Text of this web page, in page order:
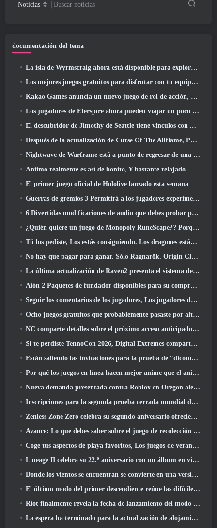
Noticias Buscar noticias
documentación del tema
La isla de Wyrmscraig ahora está disponible para explorar en RuneScape de la vieja escuela
Los mejores juegos gratuitos para disfrutar con tu equipo (2026)
Kakao Games anuncia un nuevo juego de rol de acción, doncella guardiana
Los jugadores de Eterspire ahora pueden viajar un poco en el tiempo... como regalo
El descubridor de Jimothy de Seattle tiene vínculos con ArenaNet, Por supuesto que lo agregarán a Guild Wars 2
Después de la actualización de Curse Of The Allflame, Path Of Exile anuncia varios cambios según los comentarios
Nightwave de Warframe está a punto de regresar de una manera impactante
Aniimo realmente es así de bonito, Y bastante relajado
El primer juego oficial de Hololive lanzado esta semana
Guerras de gremios 3 Permitirá a los jugadores experimentar el mundo de Tyria antes de que los dragones ancianos despertaran
6 Divertidas modificaciones de audio que debes probar para Marvel Rivals
¿Quién quiere un juego de Monopoly RuneScape?? Porque uno está en camino
Tú los pediste, Los estás consiguiendo. Los dragones están llegando a Albion Online
No hay que pagar para ganar. Sólo Ragnarök. Origin Classic se lanza en julio 23
La última actualización de Raven2 presenta el sistema de despertar de habilidades, Brindar a los jugadores más formas de mejorar sus habilidades
Aión 2 Paquetes de fundador disponibles para su compra, Completo con cinco días de acceso anticipado
Seguir los comentarios de los jugadores, Los jugadores de League Of Legends Classic no tendrán que pagar por máscaras clásicas
Ocho juegos gratuitos que probablemente pasaste por alto y que forman parte del Train Fest de Steam
NC comparte detalles sobre el próximo acceso anticipado de Aion 2
Si te perdiste TennoCon 2026, Digital Extremes comparte todos los paneles
Están saliendo las invitaciones para la prueba de “dicotomía” de Silver Palace
Por qué los juegos en línea hacen mejor anime que el anime hace juegos
Nueva demanda presentada contra Roblox en Oregon alegando un incidente de preparación infantil
Inscripciones para la segunda prueba cerrada mundial de Global MapleStory Classic
Zenless Zone Zero celebra su segundo aniversario ofreciendo a los jugadores la posibilidad de elegir un agente de rango S gratuito
Avance: Lo que debes saber sobre el juego de recolección de criaturas de HoYoverse, Honkai: Alma de enlace
Coge tus aspectos de playa favoritos, Los juegos de verano han regresado a Overwatch
Lineage II celebra su 22.º aniversario con un álbum en vinilo de edición coleccionista
Donde los vientos se encuentran se convierte en una versión “Eastern Steampunk” 2.0
El último modo del primer descendiente reúne las difíciles batallas de intercepción del vacío y las profundidades
Riot finalmente revela la fecha de lanzamiento del modo clásico de League Of Legends
La espera ha terminado para la actualización de alojamiento para grandes jugadores de RuneScape